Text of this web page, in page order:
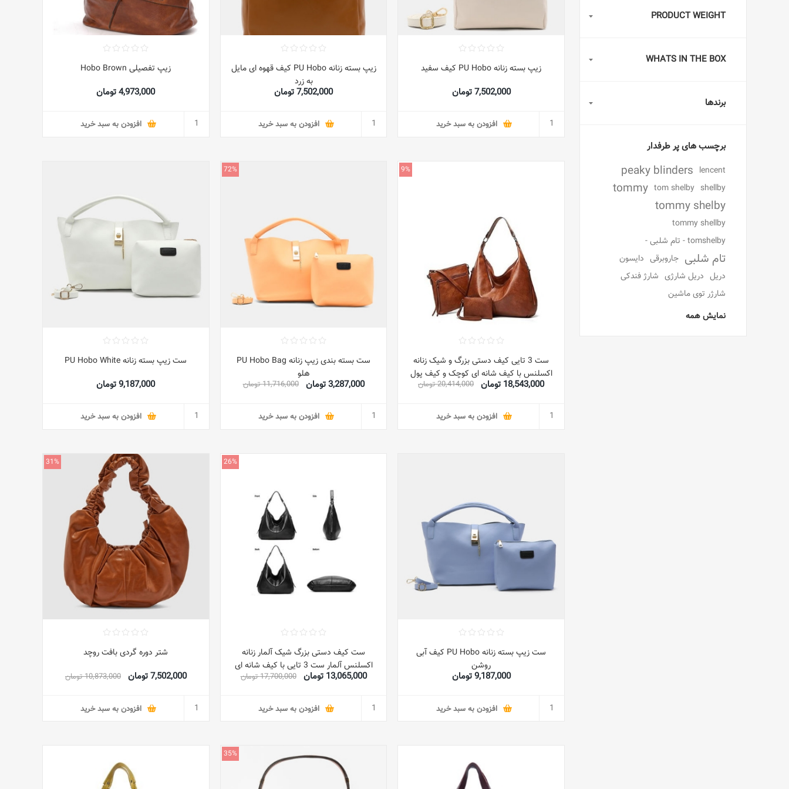
زیپ بسته زنانه PU Hobo کیف سفید
7,502,000 تومان
افزودن به سبد خرید
زیپ بسته زنانه PU Hobo کیف قهوه ای مایل
به زرد
7,502,000 تومان
افزودن به سبد خرید
زیپ تفصیلی Hobo Brown
4,973,000 تومان
افزودن به سبد خرید
9%
ست 3 تایی کیف دستی بزرگ و شیک زنانه
اکسلنس با کیف شانه ای کوچک و کیف پول
برای دختران و خانم ها18,543,000 تومان 20,414,000 تومان
افزودن به سبد خرید
72%
ست بسته بندی زیپ زنانه PU Hobo Bag
هلو
3,287,000 تومان 11,716,000 تومان
افزودن به سبد خرید
ست زیپ بسته زنانه PU Hobo White
9,187,000 تومان
افزودن به سبد خرید
ست زیپ بسته زنانه PU Hobo کیف آبی
روشن
9,187,000 تومان
افزودن به سبد خرید
26%
ست کیف دستی بزرگ شیک آلمار زنانه
اکسلنس آلمار ست 3 تایی با کیف شانه ای
کوچک و کیف پول کیف زنانه دخترانه و زنانه
13,065,000 تومان 17,700,000 تومان
افزودن به سبد خرید
31%
شتر دوره گردی بافت روچد
7,502,000 تومان 10,873,000 تومان
افزودن به سبد خرید
35%
PRODUCT WEIGHT
WHATS IN THE BOX
برندها
برچسب های پر طرفدار
lencent
peaky blinders
shellby
tom shelby
tommy
tommy shelby
tommy shellby
tomshelby - تام شلبی -
تام شلبی جاروبرقی دایسون
دریل دریل شارژی شارژ فندکی
شارژر توی ماشین
نمایش همه